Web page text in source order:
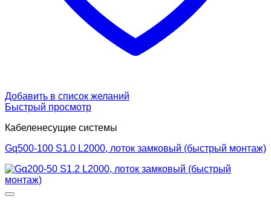
Добавить в список желаний
Быстрый просмотр
Кабеленесущие системы
Gq500-100 S1.0 L2000, лоток замковый (быстрый монтаж)